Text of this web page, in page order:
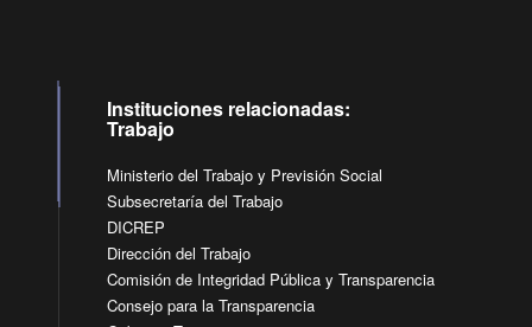
Instituciones relacionadas:
Trabajo
Ministerio del Trabajo y Previsión Social
Subsecretaría del Trabajo
DICREP
Dirección del Trabajo
Comisión de Integridad Pública y Transparencia
Consejo para la Transparencia